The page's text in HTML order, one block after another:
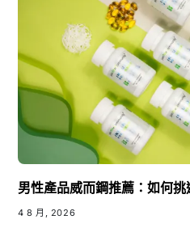
男性產品威而鋼推薦：如何
4 8 月, 2026